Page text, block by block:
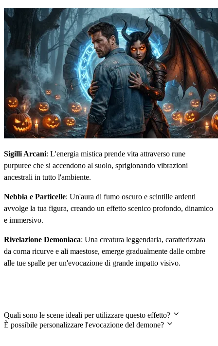
Sigilli Arcani: L'energia mistica prende vita attraverso rune
purpuree che si accendono al suolo, sprigionando vibrazioni
ancestrali in tutto l'ambiente.
Nebbia e Particelle: Un'aura di fumo oscuro e scintille ardenti
avvolge la tua figura, creando un effetto scenico profondo, dinamico
e immersivo.
Rivelazione Demoniaca: Una creatura leggendaria, caratterizzata
da corna ricurve e ali maestose, emerge gradualmente dalle ombre
alle tue spalle per un'evocazione di grande impatto visivo.
Quali sono le scene ideali per utilizzare questo effetto?
È possibile personalizzare l'evocazione del demone?